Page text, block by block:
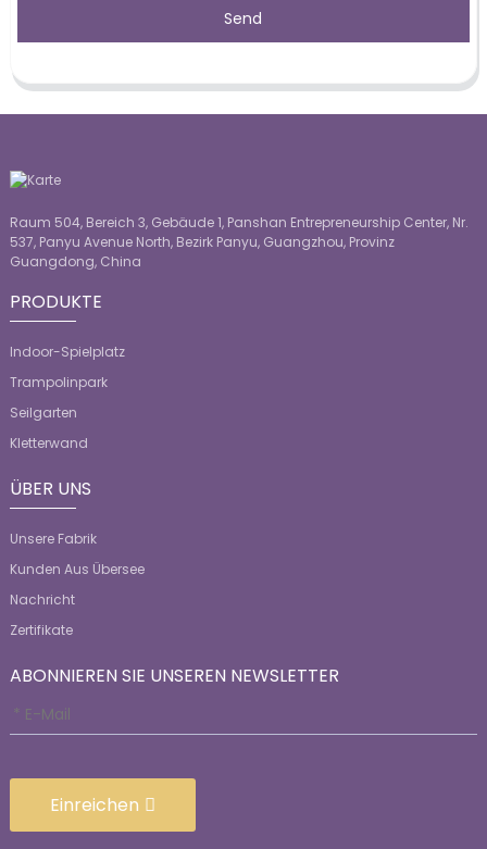
Send
Raum 504, Bereich 3, Gebäude 1, Panshan Entrepreneurship Center, Nr.
537, Panyu Avenue North, Bezirk Panyu, Guangzhou, Provinz
Guangdong, China
PRODUKTE
Indoor-Spielplatz
Trampolinpark
Seilgarten
Kletterwand
ÜBER UNS
Unsere Fabrik
Kunden Aus Übersee
Nachricht
Zertifikate
ABONNIEREN SIE UNSEREN NEWSLETTER
Einreichen